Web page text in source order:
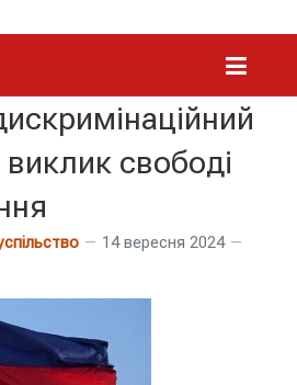
свободі
14 вересня 2024